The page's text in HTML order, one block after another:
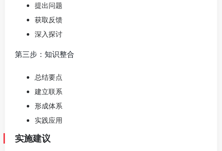
提出问题
获取反馈
深入探讨
第三步：知识整合
总结要点
建立联系
形成体系
实践应用
实施建议